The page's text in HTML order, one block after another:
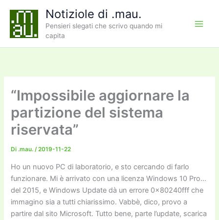
contenuto
Notiziole di .mau.
Pensieri slegati che scrivo quando mi
capita
“Impossibile aggiornare la
partizione del sistema
riservata”
Di .mau./2019-11-22
Ho un nuovo PC di laboratorio, e sto cercando di farlo
funzionare. Mi è arrivato con una licenza Windows 10 Pro…
del 2015, e Windows Update dà un errore 0x80240fff che
immagino sia a tutti chiarissimo. Vabbè, dico, provo a
partire dal sito Microsoft. Tutto bene, parte l’update, scarica